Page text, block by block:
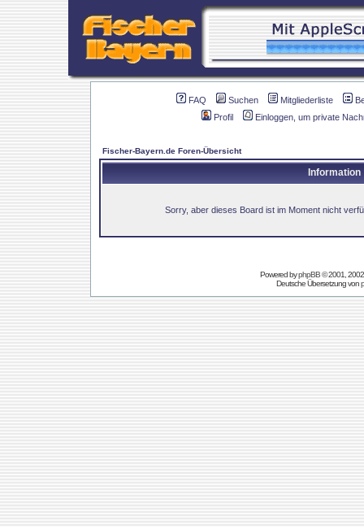
FAQ Suchen Mitgliederliste
Profil
Einloggen, um private
Fischer-Bayern.de Foren-Übersicht
Information
Sorry, aber dieses Board ist im Moment nicht
Powered byphpBB© 2001,
Deutsche Übersetzung von